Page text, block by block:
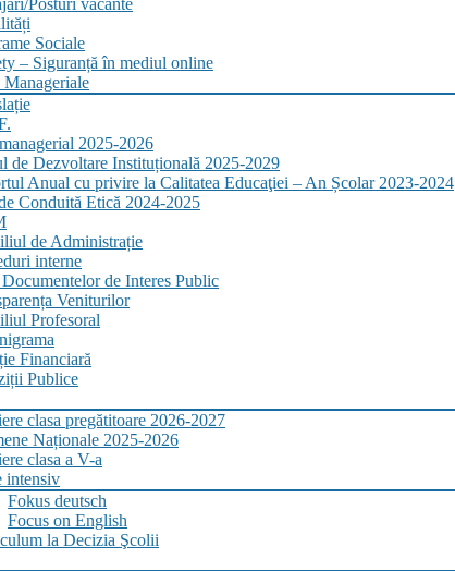
Posturi vacante
Sociale
– Siguranță în mediul online
2025-2026
de Dezvoltare Instituțională 2025-2029
Anual cu privire la Calitatea Educaţiei – An Școlar 2023-2024
Conduită Etică 2024-2025
de Administrație
interne
de Interes Public
Veniturilor
Profesoral
Financiară
Publice
clasa pregătitoare 2026-2027
Naționale 2025-2026
clasa a V-a
intensiv
Fokus deutsch
Focus on English
la Decizia Şcolii